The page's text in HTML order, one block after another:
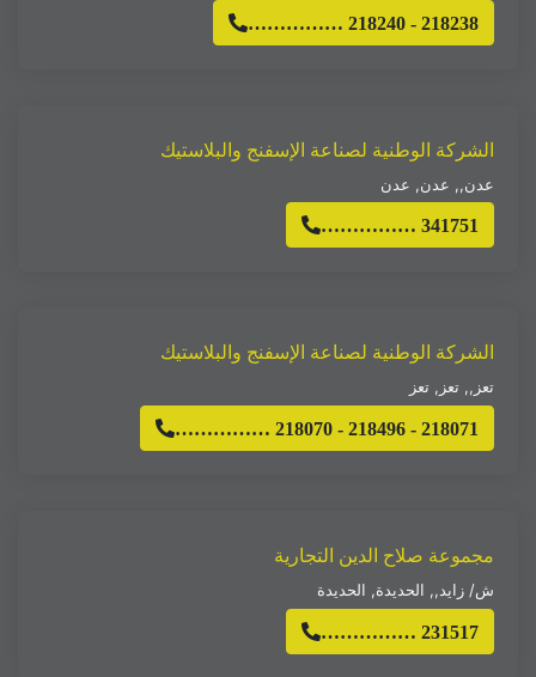
…………… 218240 - 218238
الشركة الوطنية لصناعة الإسفنج والبلاستيك
عدن,, عدن, عدن
…………… 341751
الشركة الوطنية لصناعة الإسفنج والبلاستيك
تعز,, تعز , تعز
…………… 218070 - 218496 - 218071
مجموعة صلاح الدين التجارية
ش/ زايد,, الحديدة, الحديدة
…………… 231517